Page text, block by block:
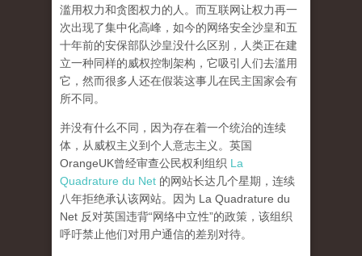
滥用权力和贪图权力的人。而互联网让权力再一
次出现了集中化高峰， 如今的网络安全沙皇和五
十年前的安保部队沙皇没什么区别，人类正在建
立一种同样的威权控制架构，它吸引人们去滥用
它，然而很多人还在假装这事儿在民主国家会有
所不同。
并没有什么不同，因为存在着一个统治的连续
体，从威权主义到个人意志主义。英国
OrangeUK曾经审查公民权利组织 La
Quadrature du Net 的网站长达几个星期，连续
八年拒绝承认该网站。因为 La Quadrature du
Net 反对英国违背“网络中立性”的政策，该组织
呼吁禁止他们对用户通信的差别对待。